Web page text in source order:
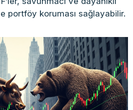
portföy koruması sağlayabilir.